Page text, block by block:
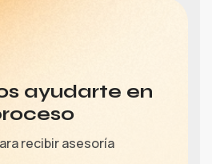
ayudarte en
recibir asesoría